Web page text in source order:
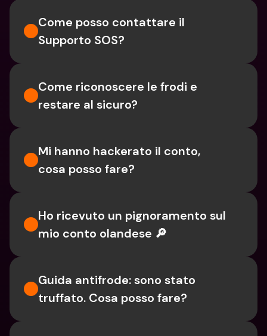
Come posso contattare il
Supporto SOS?
Come riconoscere le frodi e
restare al sicuro?
Mi hanno hackerato il conto,
cosa posso fare?
Ho ricevuto un pignoramento sul
mio conto olandese 🔎
Guida antifrode: sono stato
truffato. Cosa posso fare?